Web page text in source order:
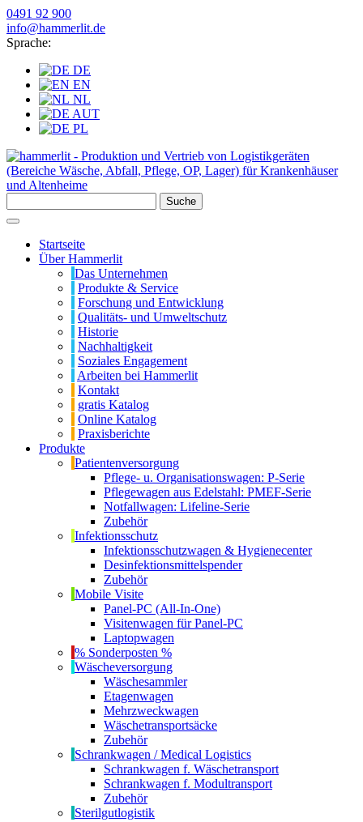
0491 92 900
info@hammerlit.de
Sprache:
DE
EN
NL
AUT
PL
Suche
Startseite
Über Hammerlit
Das Unternehmen
Produkte & Service
Forschung und Entwicklung
Qualitäts- und Umweltschutz
Historie
Nachhaltigkeit
Soziales Engagement
Arbeiten bei Hammerlit
Kontakt
gratis Katalog
Online Katalog
Praxisberichte
Produkte
Patientenversorgung
Pflege- u. Organisationswagen: P-Serie
Pflegewagen aus Edelstahl: PMEF-Serie
Notfallwagen: Lifeline-Serie
Zubehör
Infektionsschutz
Infektionsschutzwagen & Hygienecenter
Desinfektionsmittelspender
Zubehör
Mobile Visite
Panel-PC (All-In-One)
Visitenwagen für Panel-PC
Laptopwagen
% Sonderposten %
Wäscheversorgung
Wäschesammler
Etagenwagen
Mehrzweckwagen
Wäschetransportsäcke
Zubehör
Schrankwagen / Medical Logistics
Schrankwagen f. Wäschetransport
Schrankwagen f. Modultransport
Zubehör
Sterilgutlogistik